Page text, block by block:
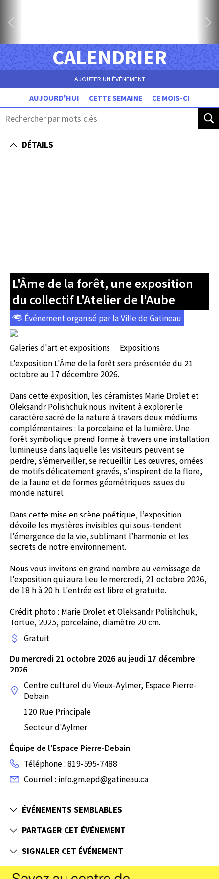
CALENDRIER
AJOUTER UN ÉVÉNEMENT
AUJOURD'HUI CETTE SEMAINE CE MOIS-CI
DÉTAILS
L'Âme de la forêt, une exposition
du collectif L'Atelier de l'Aube
Événement organisé par la Ville de Gatineau
Galeries d'art et expositions
Expositions
L'exposition L'Âme de la forêt sera présentée du 21
octobre au 17 décembre 2026.
Dans cette exposition, les céramistes Marie Drolet et
Oleksandr Polishchuk nous invitent à explorer le
caractère sacré de la nature à travers deux médiums
complémentaires : la porcelaine et la lumière. Une
forêt symbolique prend forme à travers une installation
lumineuse dans laquelle les visiteurs peuvent se
perdre, s’émerveiller, se recueillir. Les œuvres, ornées
de motifs délicatement gravés, s’inspirent de la flore,
de la faune et de formes géométriques issues du
monde naturel.
Dans cette mise en scène poétique, l’exposition
dévoile les mystères invisibles qui sous-tendent
l’émergence de la vie, sublimant l’harmonie et les
secrets de notre environnement.
Nous vous invitons en grand nombre au vernissage de
l'exposition qui aura lieu le mercredi, 21 octobre 2026,
de 18 h à 20 h. L'entrée est libre et gratuite.
Crédit photo : Marie Drolet et Oleksandr Polishchuk,
Tortue, 2025, porcelaine, diamètre 20 cm.
Gratuit
Du mercredi 21 octobre 2026 au jeudi 17 décembre
2026
Centre culturel du Vieux-Aylmer, Espace Pierre-
Debain
120 Rue Principale
Secteur d'Aylmer
Équipe de l'Espace Pierre-Debain
Téléphone : 819-595-7488
Courriel : info.gm.epd@gatineau.ca
ÉVÉNEMENTS SEMBLABLES
PARTAGER CET ÉVÉNEMENT
SIGNALER CET ÉVÉNEMENT